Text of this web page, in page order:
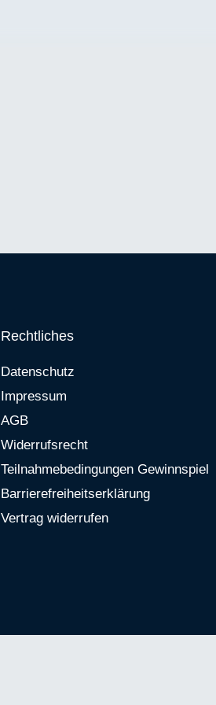
Rechtliches
Datenschutz
Impressum
AGB
Widerrufsrecht
Teilnahmebedingungen Gewinnspiel
Barrierefreiheitserklärung
Vertrag widerrufen